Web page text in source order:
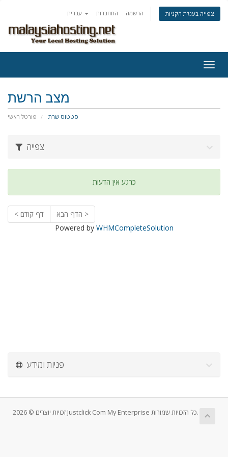
התחברות הרשמה צפייה בעגלת הקניות
מצב הרשת
פורטל ראשי סטטוס שרת
צפייה
כרגע אין הדעות
< דף קודם
הדף הבא >
Powered by WHMCompleteSolution
פניות ומידע
זכויות יוצרים © 2026 Justclick Com My Enterprise כל הזכויות שמורות.